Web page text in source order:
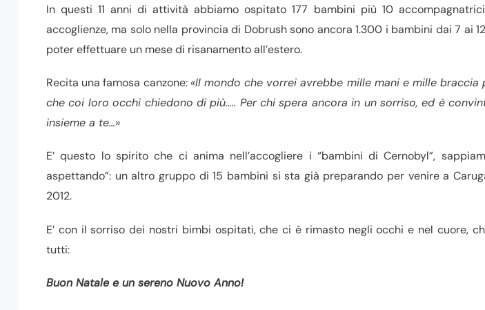
In questi 11 anni di attività abbiamo ospitato 177 bambini più 10
accoglienze, ma solo nella provincia di Dobrush sono ancora 1.300 i bambini dai 7 ai
poter effettuare un mese di risanamento all’estero.
Recita una famosa canzone: «Il mondo che vorrei avrebbe mille mani e mille
che coi loro occhi chiedono di più….. Per chi spera ancora in un sorriso, ed è
insieme a te…»
E’ questo lo spirito che ci anima nell’accogliere i “bambini di Cernobyl”,
aspettando”: un altro gruppo di 15 bambini si sta già preparando per venire a
2012.
E’ con il sorriso dei nostri bimbi ospitati, che ci è rimasto negli occhi e nel cuore,
tutti:
Buon Natale e un sereno Nuovo Anno!